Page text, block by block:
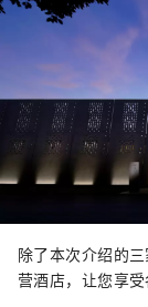
除了本次介绍的
营酒店，让您享受